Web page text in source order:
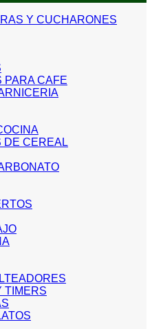
Y CUCHARONES
PARA CAFE
DE CEREAL
TIMERS